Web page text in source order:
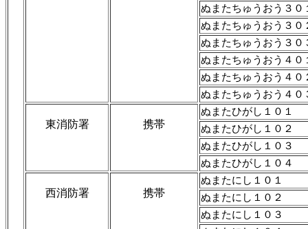
ぬまたちゅうおう３０
ぬまたちゅうおう３０
ぬまたちゅうおう３０
ぬまたちゅうおう４０
ぬまたちゅうおう４０
ぬまたちゅうおう４０
東消防署 携帯
ぬまたひがし１０１
ぬまたひがし１０２
ぬまたひがし１０３
ぬまたひがし１０４
西消防署 携帯
ぬまたにし１０１
ぬまたにし１０２
ぬまたにし１０３